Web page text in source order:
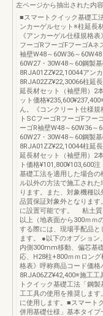
左ページから抽出された内容
■スマートクイック基礎工
ンカーゲルセット※柱延長
《アンカーゲル仕様規格
フーゴRフーゴFフーゴAネ
袖壁W48～60W36～
60W27・30W48～60鋼製
8RJA01ZZ¥22,10044アン
8RJA02ZZ¥22,30066柱延
延長材セット（袖壁用）2
ット価格
ん。《コンクリート仕様
トSCフーゴRフーゴFフー
ーゴR袖壁W48～60W36～
60W27・30W48～60鋼製
8RJA01ZZ¥22,10044柱延
延長材セット（袖壁用）2
ト価格¥101,800¥103,600
基礎工法を適用した場合
ル以外の方法で施工され
ります。また、対象機種以
品質保証対象外となりま
に設置可能です。 粘土質
以上（地表面から300ｍｍ
する際には、現場手配品と
ます。 ●以下のオプショ
内側300mm移動、偏芯基
応、H28柱+800ｍｍロン
格表》呼称商品コード価格
8RJA06ZZ¥42,400※施工
トクイック基礎工法「鋼
工工具の使用を推奨しま
に使用します。■スマート
併用基礎仕様」基本タイ